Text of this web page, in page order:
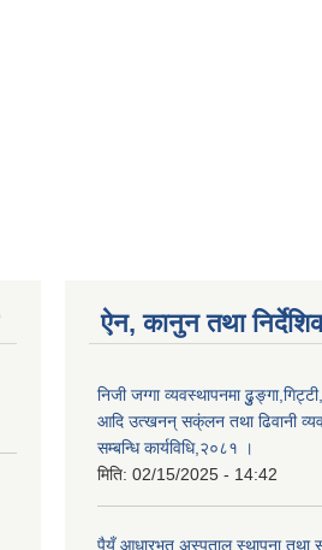
ऐन, कानुन तथा
निजी जग्गा व्यवस्थापनमा
आदि उत्खनन् सक्ंलन तथा ढिवानी
सम्बन्धि कार्यविधि,२०८१ ।
मिति: 02/15/2025 - 14:42
पैयूँ आधारभूत अस्पताल स्थापना तथा